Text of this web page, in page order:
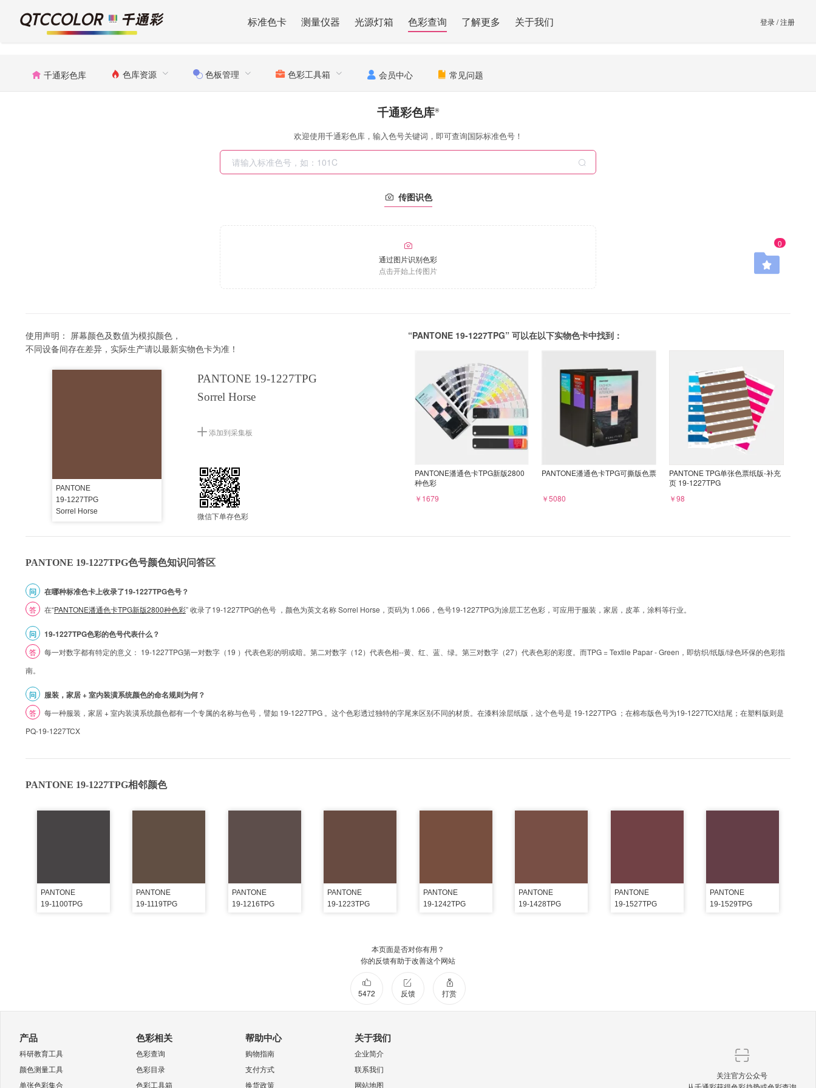
标准色卡 测量仪器 光源灯箱 色彩查询 了解更多 关于我们 登录/注册
千通彩色库 色库资源 色板管理 色彩工具箱 会员中心 常见问题
0
千通彩色库®
欢迎使用千通彩色库，输入色号关键词，即可查询国际标准色号！
传图识色
通过图片识别色彩
点击开始上传图片
使用声明： 屏幕颜色及数值为模拟颜色，
不同设备间存在差异，实际生产请以最新实物色卡为准！
PANTONE
19-1227TPG
Sorrel Horse
PANTONE 19-1227TPG
Sorrel Horse
添加到采集板
微信下单存色彩
“PANTONE 19-1227TPG” 可以在以下实物色卡中找到：
PANTONE潘通色卡TPG新版2800
种色彩
￥1679
PANTONE潘通色卡TPG可撕版色票
￥5080
PANTONE TPG单张色票纸版-补充
页 19-1227TPG
￥98
PANTONE 19-1227TPG色号颜色知识问答区
问 在哪种标准色卡上收录了19-1227TPG色号？
答 在“PANTONE潘通色卡TPG新版2800种色彩” 收录了19-1227TPG的色号 ，颜色为英文名称 Sorrel Horse，页码为 1.066，色号19-1227TPG为涂层工艺色彩，可应用于服装，家居，皮革，涂料等行业。
问 19-1227TPG色彩的色号代表什么？
答
每一对数字都有特定的意义： 19-1227TPG第一对数字（19 ）代表色彩的明或暗。第二对数字（12）代表色相--黄、红、蓝、绿。第三对数字（27）代表色彩的彩度。而TPG = Textile Papar - Green，即纺织/纸版/绿色环保的色彩指
南。
问 服装，家居 + 室内装潢系统颜色的命名规则为何？
答
每一种服装，家居 + 室内装潢系统颜色都有一个专属的名称与色号，譬如 19-1227TPG 。这个色彩透过独特的字尾来区别不同的材质。在漆料涂层纸版，这个色号是 19-1227TPG ；在棉布版色号为19-1227TCX结尾；在塑料版则是
PQ-19-1227TCX
PANTONE 19-1227TPG相邻颜色
PANTONE
19-1100TPG
PANTONE
19-1119TPG
PANTONE
19-1216TPG
PANTONE
19-1223TPG
PANTONE
19-1242TPG
PANTONE
19-1428TPG
PANTONE
19-1527TPG
PANTONE
19-1529TPG
本页面是否对你有用？
你的反馈有助于改善这个网站
5472 反馈 打赏
产品
科研教育工具
颜色测量工具
单张色彩集合
色彩相关
色彩查询
色彩目录
色彩工具箱
帮助中心
购物指南
支付方式
换货政策
关于我们
企业简介
联系我们
网站地图
关注官方公众号